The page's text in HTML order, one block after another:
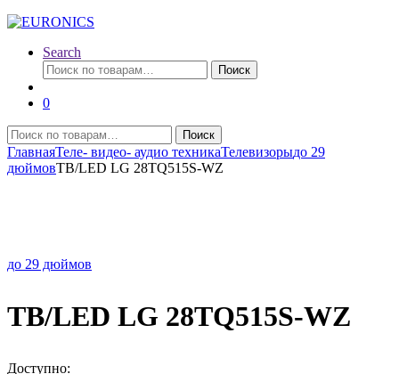
Search
Искать:
Поиск
0
Искать:
Поиск
ГлавнаяТеле- видео- аудио техникаТелевизорыдо 29
дюймовTB/LED LG 28TQ515S-WZ
до 29 дюймов
TB/LED LG 28TQ515S-WZ
Доступно: